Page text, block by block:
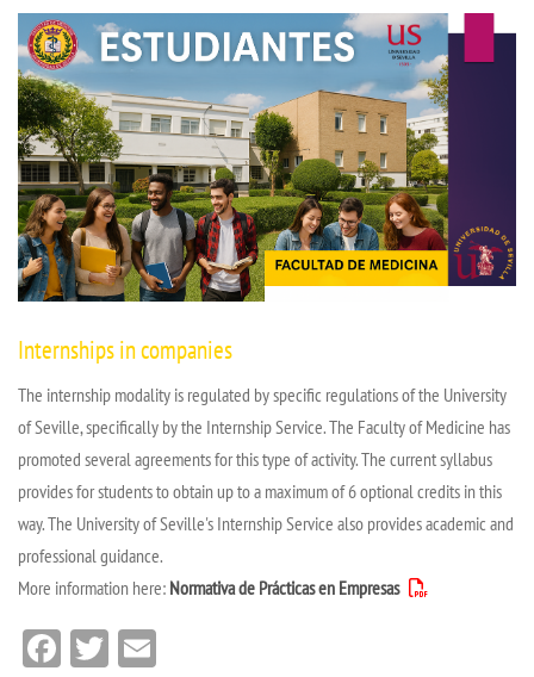
Internships in companies
The internship modality is regulated by specific regulations of the University
of Seville, specifically by the Internship Service. The Faculty of Medicine has
promoted several agreements for this type of activity. The current syllabus
provides for students to obtain up to a maximum of 6 optional credits in this
way. The University of Seville's Internship Service also provides academic and
professional guidance.
More information here: Normativa de Prácticas en Empresas
Facebook
Twitter